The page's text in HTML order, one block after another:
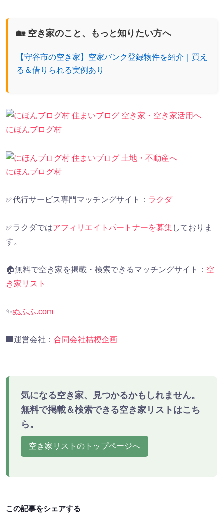
🏡 空き家のこと、もっと知りたい方へ
【守谷市の空き家】空家バンク登録物件を紹介｜買え
る＆借りられる実例あり
にほんブログ村
にほんブログ村
✅代行サービス専門マッチングサイト： ラクダ
✅ラクダではアフィリエイトパートナーを募集しておりま
す。
🏠無料で空き家を掲載・検索できるマッチングサイト： 空
き家リスト
✨ぬふふ.com
🏢運営会社： 合同会社桔梗企画
気になる空き家、見つかるかもしれません。
無料で掲載＆検索できる空き家リストはこち
ら。
空き家リストのトップページへ
この記事をシェアする